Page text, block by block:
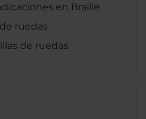
en Braille
ruedas
de ruedas